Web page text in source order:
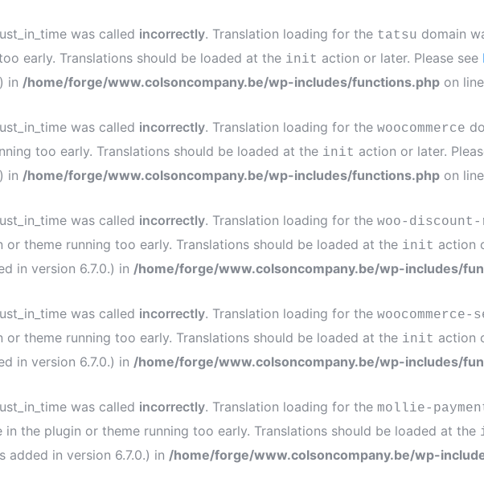
was called incorrectly. Translation loading for the tatsu domain
early. Translations should be loaded at the init action or later. Please see
in /home/forge/www.colsoncompany.be/wp-includes/functions.php on line
was called incorrectly. Translation loading for the woocommerce
too early. Translations should be loaded at the init action or later.
in /home/forge/www.colsoncompany.be/wp-includes/functions.php on line
was called incorrectly. Translation loading for the woo-
theme running too early. Translations should be loaded at the init action
in version 6.7.0.) in /home/forge/www.colsoncompany.be/wp-includes/
was called incorrectly. Translation loading for the
theme running too early. Translations should be loaded at the init action
in version 6.7.0.) in /home/forge/www.colsoncompany.be/wp-includes/
was called incorrectly. Translation loading for the mollie-
the plugin or theme running too early. Translations should be loaded at the
added in version 6.7.0.) in /home/forge/www.colsoncompany.be/wp-